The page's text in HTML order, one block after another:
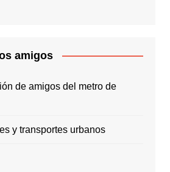
amigos
de amigos del metro de
y transportes urbanos